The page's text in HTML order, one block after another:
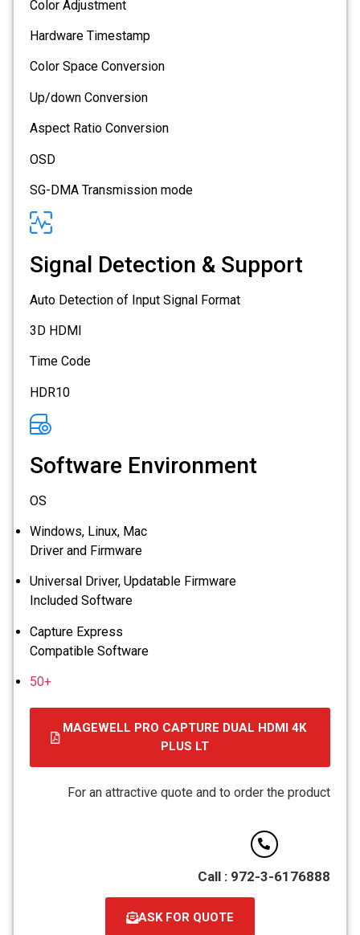
Color Adjustment
Hardware Timestamp
Color Space Conversion
Up/down Conversion
Aspect Ratio Conversion
OSD
SG-DMA Transmission mode
Signal Detection & Support
Auto Detection of Input Signal Format
3D HDMI
Time Code
HDR10
Software Environment
OS
Windows, Linux, Mac
Driver and Firmware
Universal Driver, Updatable Firmware
Included Software
Capture Express
Compatible Software
50+
MAGEWELL PRO CAPTURE DUAL HDMI 4K
PLUS LT
קובץ
PDF
For an attractive quote and to order the product
Call : 972-3-6176888
ASK FOR QUOTE